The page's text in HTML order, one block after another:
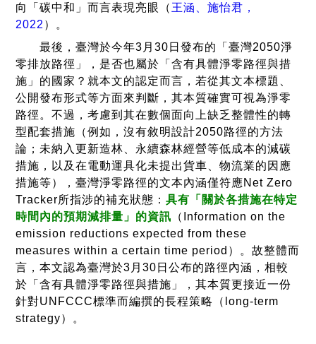
澳
洲
2050
已納
入政
策文
件
1. 已向
交長程策略
2. 淨零目標
中涵蓋所有
排放範疇的
因應措施
3. 會定期檢
視各措施
4. 具有「關
於將採取措
施的程度」
的資訊
5. 具有「關
於各措施在
特定時間內
的預期減排
相較於他國，澳洲提交
的長期策略是以一個整
體經濟規劃（A whole-
of-economy Plan）的
形式呈現。除了基本應
有的各部門減排措施
外，還特別針對降低低
碳技術成本、在新興和
傳統市場中把握契機，
以及建構國際夥伴關係
等經濟兼容的政策面向
進行設計。
向「碳中和」而言表現亮眼（ 王涵、施怡君，
2022 ）。
最後，臺灣於今年3月30日發布的「臺灣2050淨
零排放路徑」，是否也屬於「含有具體淨零路徑與措
施」的國家？就本文的認定而言，若從其文本標題、
公開發布形式等方面來判斷，其本質確實可視為淨零
路徑。不過，考慮到其在數個面向上缺乏整體性的轉
型配套措施（例如，沒有敘明設計2050路徑的方法
論；未納入更新造林、永續森林經營等低成本的減碳
措施，以及在電動運具化未提出貨車、物流業的因應
措施等），臺灣淨零路徑的文本內涵僅符應Net Zero
Tracker所指涉的補充狀態：具有「關於各措施在特定
時間內的預期減排量」的資訊 （Information on the
emission reductions expected from these
measures within a certain time period）。故整體而
言，本文認為臺灣於3月30日公布的路徑內涵，相較
於「含有具體淨零路徑與措施」，其本質更接近一份
針對UNFCCC標準而編撰的長程策略（long-term
strategy）。